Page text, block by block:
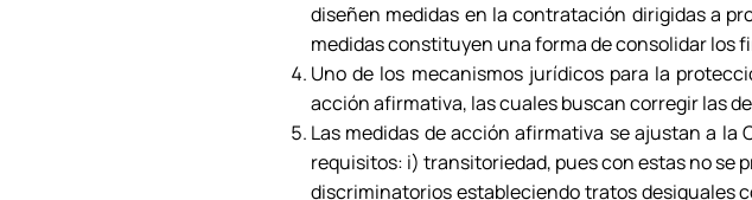
diseñen medidas en la contratación dirigidas a
medidas constituyen una forma de consolidar los
Uno de los mecanismos jurídicos para la
acción afirmativa, las cuales buscan corregir las
Las medidas de acción afirmativa se ajustan a
requisitos: i) transitoriedad, pues con estas no se
discriminatorios estableciendo tratos desiguales